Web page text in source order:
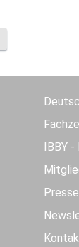
IBBY
Presse